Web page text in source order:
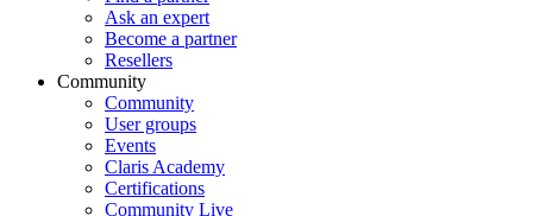
Ask an expert
Become a partner
Resellers
Community
Community
User groups
Events
Claris Academy
Certifications
Community Live